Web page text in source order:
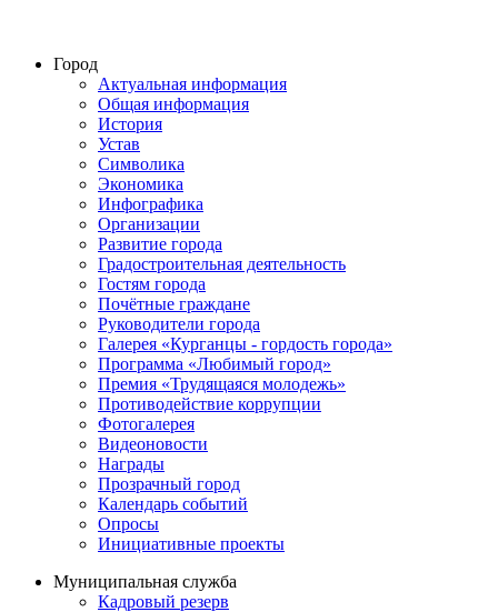
Город
Актуальная информация
Общая информация
История
Устав
Символика
Экономика
Инфографика
Организации
Развитие города
Градостроительная деятельность
Гостям города
Почётные граждане
Руководители города
Галерея «Курганцы - гордость города»
Программа «Любимый город»
Премия «Трудящаяся молодежь»
Противодействие коррупции
Фотогалерея
Видеоновости
Награды
Прозрачный город
Календарь событий
Опросы
Инициативные проекты
Муниципальная служба
Кадровый резерв